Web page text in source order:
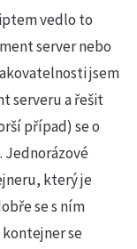
vedlo to
server nebo
jsem
serveru a řešit
případ) se o
který je
se s ním
kontejner se